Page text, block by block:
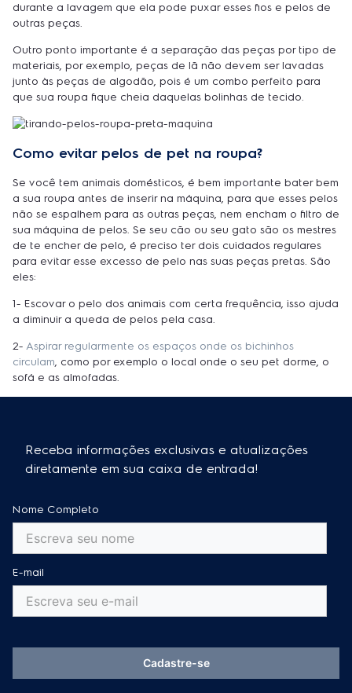
durante a lavagem que ela pode puxar esses fios e pelos de
outras peças.
Outro ponto importante é a separação das peças por tipo de
materiais, por exemplo, peças de lã não devem ser lavadas
junto às peças de algodão, pois é um combo perfeito para
que sua roupa fique cheia daquelas bolinhas de tecido.
Como evitar pelos de pet na roupa?
Se você tem animais domésticos, é bem importante bater bem
a sua roupa antes de inserir na máquina, para que esses pelos
não se espalhem para as outras peças, nem encham o filtro de
sua máquina de pelos. Se seu cão ou seu gato são os mestres
de te encher de pelo, é preciso ter dois cuidados regulares
para evitar esse excesso de pelo nas suas peças pretas. São
eles:
1- Escovar o pelo dos animais com certa frequência, isso ajuda
a diminuir a queda de pelos pela casa.
2- Aspirar regularmente os espaços onde os bichinhos
circulam, como por exemplo o local onde o seu pet dorme, o
sofá e as almofadas.
Receba informações exclusivas e atualizações
diretamente em sua caixa de entrada!
Nome Completo
E-mail
Cadastre-se